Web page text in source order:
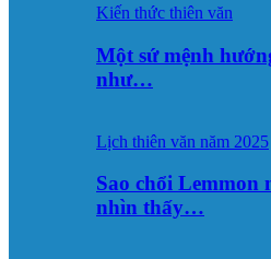
Kiến thức thiên văn
Một sứ mệnh
như…
Lịch thiên văn năm 2025
Sao chổi Lemmon
nhìn thấy…